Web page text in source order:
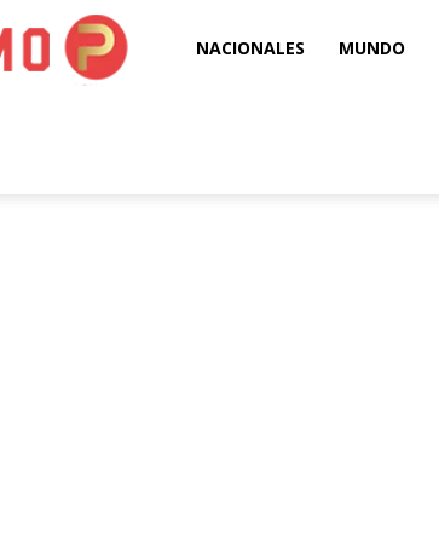
Puro NACIONALES MUNDO